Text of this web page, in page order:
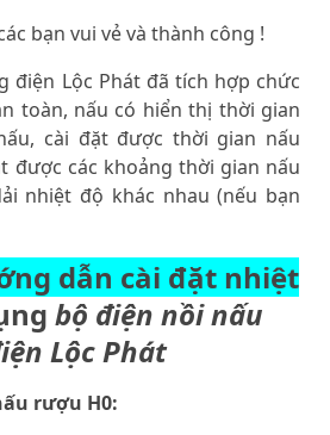
bạn vui vẻ và thành công !
điện Lộc Phátđã tích hợp chức
toàn, nấu có hiển thị thời gian
cài đặt được thời gian nấu
được các khoảng thời gian nấu
nhiệt độ khác nhau (nếu bạn
dẫn cài đặt nhiệt
bộ điện nồi nấu
Lộc Phát
rượu H0: